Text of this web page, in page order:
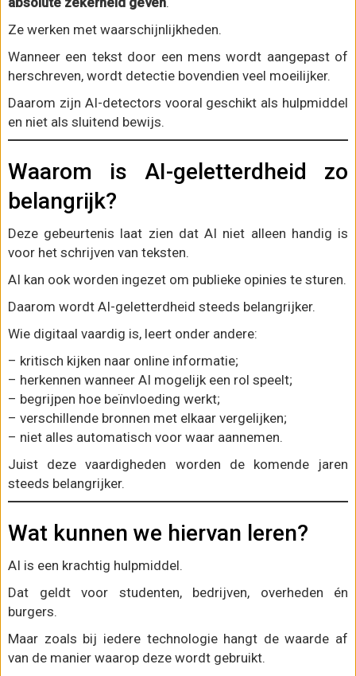
Ze werken met waarschijnlijkheden.
Wanneer een tekst door een mens wordt aangepast of
herschreven, wordt detectie bovendien veel moeilijker.
Daarom zijn AI-detectors vooral geschikt als hulpmiddel
en niet als sluitend bewijs.
Waarom is AI-geletterdheid zo
belangrijk?
Deze gebeurtenis laat zien dat AI niet alleen handig is
voor het schrijven van teksten.
AI kan ook worden ingezet om publieke opinies te sturen.
Daarom wordt AI-geletterdheid steeds belangrijker.
Wie digitaal vaardig is, leert onder andere:
– kritisch kijken naar online informatie;
– herkennen wanneer AI mogelijk een rol speelt;
– begrijpen hoe beïnvloeding werkt;
– verschillende bronnen met elkaar vergelijken;
– niet alles automatisch voor waar aannemen.
Juist deze vaardigheden worden de komende jaren
steeds belangrijker.
Wat kunnen we hiervan leren?
AI is een krachtig hulpmiddel.
Dat geldt voor studenten, bedrijven, overheden én
burgers.
Maar zoals bij iedere technologie hangt de waarde af
van de manier waarop deze wordt gebruikt.